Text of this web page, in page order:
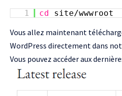
1 cd site/wwwroot
Vous allez maintenant
WordPress directement dans
Vous pouvez accéder aux